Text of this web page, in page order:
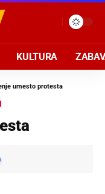
KULTURA
umesto protesta